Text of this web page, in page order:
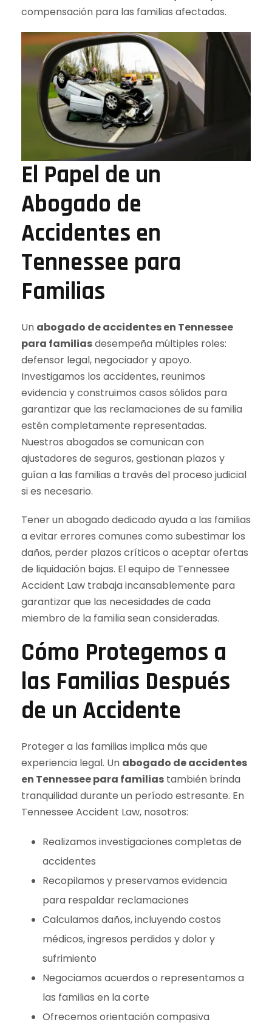
compensación para las familias afectadas.
El Papel de un
Abogado de
Accidentes en
Tennessee para
Familias
Un abogado de accidentes en Tennessee
para familiasdesempeña múltiples roles:
defensor legal, negociador y apoyo.
Investigamos los accidentes, reunimos
evidencia y construimos casos sólidos para
garantizar que las reclamaciones de su familia
estén completamente representadas.
Nuestros abogados se comunican con
ajustadores de seguros, gestionan plazos y
guían a las familias a través del proceso judicial
si es necesario.
Tener un abogado dedicado ayuda a las familias
a evitar errores comunes como subestimar los
daños, perder plazos críticos o aceptar ofertas
de liquidación bajas. El equipo de Tennessee
Accident Law trabaja incansablemente para
garantizar que las necesidades de cada
miembro de la familia sean consideradas.
Cómo Protegemos a
las Familias Después
de un Accidente
Proteger a las familias implica más que
experiencia legal. Un abogado de accidentes
en Tennessee para familias también brinda
tranquilidad durante un período estresante. En
Tennessee Accident Law, nosotros:
Realizamos investigaciones completas de
accidentes
Recopilamos y preservamos evidencia
para respaldar reclamaciones
Calculamos daños, incluyendo costos
médicos, ingresos perdidos y dolor y
sufrimiento
Negociamos acuerdos o representamos a
las familias en la corte
Ofrecemos orientación compasiva